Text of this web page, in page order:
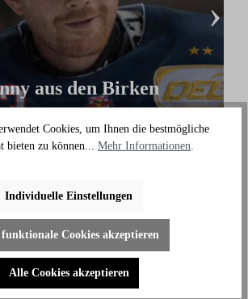
aus den Birken
Meister)
›
Cookies, um Ihnen die bestmögliche
bieten zu können... Mehr Informationen.
Individuelle Einstellungen
Cookies akzeptieren
Alle Cookies akzeptieren